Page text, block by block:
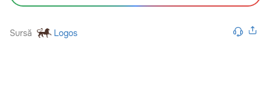
Sursă Logos